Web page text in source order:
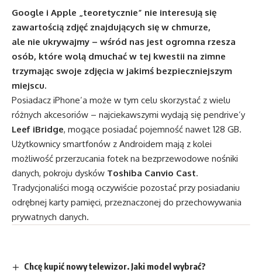
Google i Apple „teoretycznie” nie interesują się
zawartością zdjęć znajdujących się w chmurze,
ale nie ukrywajmy – wśród nas jest ogromna rzesza
osób, które wolą dmuchać w tej kwestii na zimne
trzymając swoje zdjęcia w jakimś bezpieczniejszym
miejscu.
Posiadacz iPhone’a może w tym celu skorzystać z wielu
różnych akcesoriów – najciekawszymi wydają się pendrive’y
Leef iBridge, mogące posiadać pojemność nawet 128 GB.
Użytkownicy smartfonów z Androidem mają z kolei
możliwość przerzucania fotek na bezprzewodowe nośniki
danych, pokroju dysków Toshiba Canvio Cast.
Tradycjonaliści mogą oczywiście pozostać przy posiadaniu
odrębnej karty pamięci, przeznaczonej do przechowywania
prywatnych danych.
Chcę kupić nowy telewizor. Jaki model wybrać?